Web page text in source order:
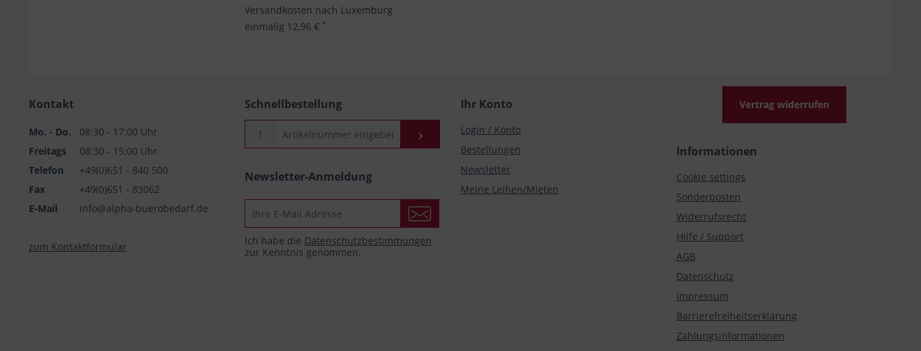
Versandkosten nach Luxemburg
einmalig 12,96 € *
Kontakt
Mo. - Do.
08:30 - 17:00 Uhr
Freitags
08:30 - 15:00 Uhr
Telefon
+49(0)651 - 840 500
Fax
+49(0)651 - 83062
E-Mail
info@alpha-buerobedarf.de
zum Kontaktformular
Schnellbestellung
Newsletter-Anmeldung
Ich habe die Datenschutzbestimmungen
zur Kenntnis genommen.
Ihr Konto
Login / Konto
Bestellungen
Newsletter
Meine Leihen/Mieten
Vertrag widerrufen
Informationen
Cookie settings
Sonderposten
Widerrufsrecht
Hilfe / Support
AGB
Datenschutz
Impressum
Barrierefreiheitserklärung
Zahlungsinformationen